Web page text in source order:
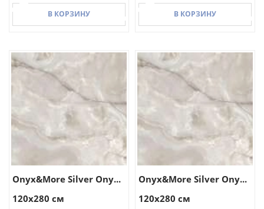
В КОРЗИНУ
В КОРЗИНУ
В КОРЗИНУ
В КОРЗИНУ
Onyx&More Silver Ony...
120x280 см
Onyx&More Silver Ony...
120x280 см